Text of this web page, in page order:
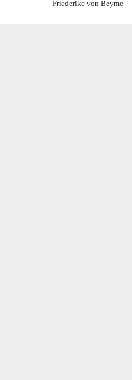
Friederike von Beyme